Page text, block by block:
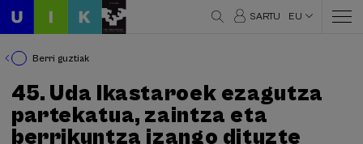
SARTU EU
Berri guztiak
45. Uda Ikastaroek ezagutza
partekatua, zaintza eta
berrikuntza izango dituzte